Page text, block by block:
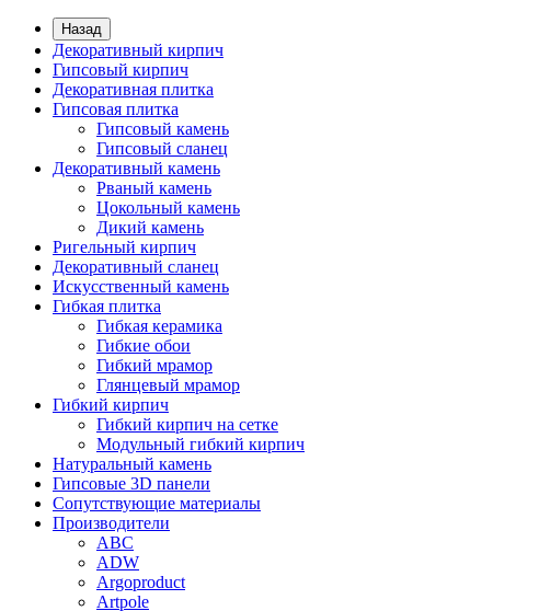
Назад
Декоративный кирпич
Гипсовый кирпич
Декоративная плитка
Гипсовая плитка
Гипсовый камень
Гипсовый сланец
Декоративный камень
Рваный камень
Цокольный камень
Дикий камень
Ригельный кирпич
Декоративный сланец
Искусственный камень
Гибкая плитка
Гибкая керамика
Гибкие обои
Гибкий мрамор
Глянцевый мрамор
Гибкий кирпич
Гибкий кирпич на сетке
Модульный гибкий кирпич
Натуральный камень
Гипсовые 3D панели
Сопутствующие материалы
Производители
ABC
ADW
Argoproduct
Artpole